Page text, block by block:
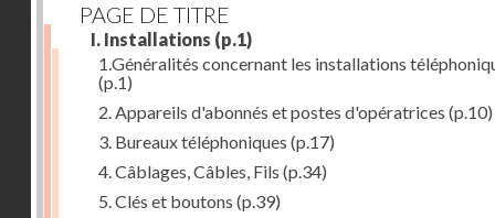
PAGE DE TITRE
I. Installations (p.1)
1.Généralités concernant les installations
(p.1)
2. Appareils d'abonnés et postes d'opératrices (p.10)
3. Bureaux téléphoniques (p.17)
4. Câblages, Câbles, Fils (p.34)
5. Clés et boutons (p.39)